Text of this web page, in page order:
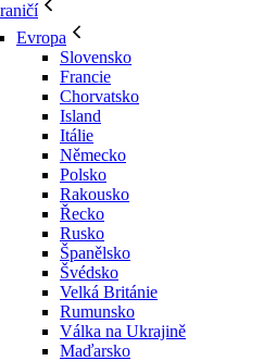
Evropa
Slovensko
Francie
Chorvatsko
Island
Itálie
Německo
Polsko
Rakousko
Řecko
Rusko
Španělsko
Švédsko
Velká Británie
Rumunsko
Válka na Ukrajině
Maďarsko